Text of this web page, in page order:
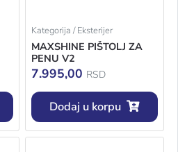
Kategorija / Eksterijer
MAXSHINE PIŠTOLJ ZA
PENU V2
7.995,00 RSD
Dodaj u korpu